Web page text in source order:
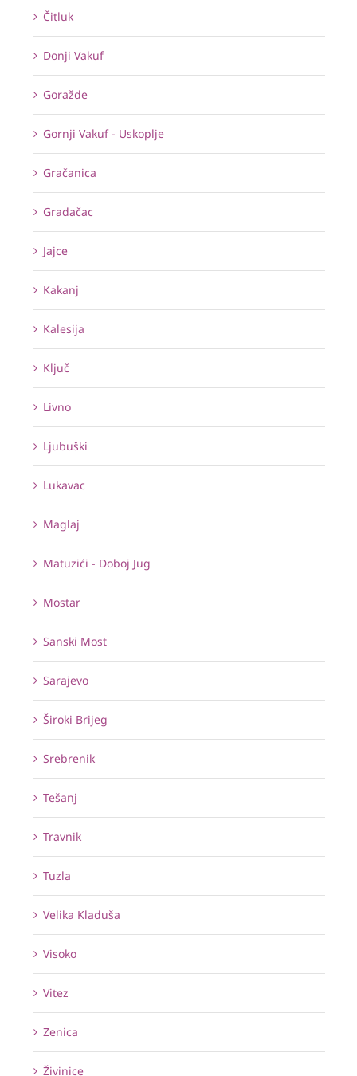
Čitluk
Donji Vakuf
Goražde
Gornji Vakuf - Uskoplje
Gračanica
Gradačac
Jajce
Kakanj
Kalesija
Ključ
Livno
Ljubuški
Lukavac
Maglaj
Matuzići - Doboj Jug
Mostar
Sanski Most
Sarajevo
Široki Brijeg
Srebrenik
Tešanj
Travnik
Tuzla
Velika Kladuša
Visoko
Vitez
Zenica
Živinice